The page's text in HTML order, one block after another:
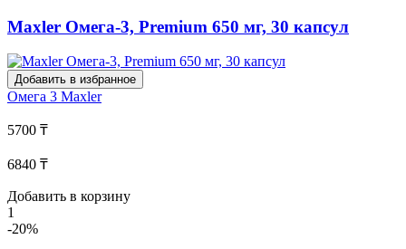
Maxler Омега-3, Premium 650 мг, 30 капсул
Добавить в избранное
Омега 3 Maxler
5700 ₸
6840 ₸
Добавить в корзину
1
-20%